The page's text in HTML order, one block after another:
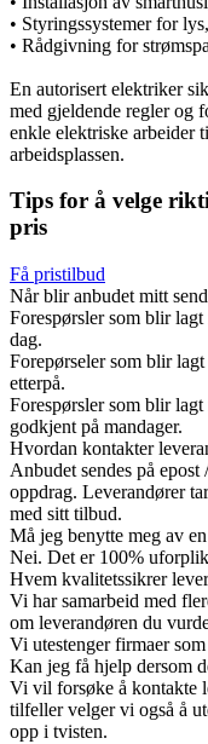
• Styringssystemer for
• Rådgivning for
En autorisert elektriker
med gjeldende regler og
enkle elektriske arbeider
arbeidsplassen.
Tips for å velge
pris
Få pristilbud
Når blir anbudet mitt
Forespørsler som blir
dag.
Forepørseler som blir
etterpå.
Forespørsler som blir
godkjent på mandager.
Hvordan kontakter
Anbudet sendes på
oppdrag. Leverandører
med sitt tilbud.
Må jeg benytte meg av
Nei. Det er 100%
Hvem kvalitetssikrer
Vi har samarbeid med
om leverandøren du
Vi utestenger firmaer
Kan jeg få hjelp dersom
Vi vil forsøke å kontakte
tilfeller velger vi også å
opp i tvisten.